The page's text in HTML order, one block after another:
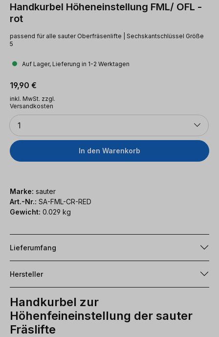
Handkurbel Höheneinstellung FML/ OFL -
rot
passend für alle sauter Oberfräsenlifte | Sechskantschlüssel Größe
5
Auf Lager, Lieferung in 1-2 Werktagen
Regulärer Preis:
19,90 €
inkl. MwSt. zzgl.
Versandkosten
Anzahl
1
In den Warenkorb
Marke: sauter
Art.-Nr.: SA-FML-CR-RED
Gewicht: 0.029 kg
Lieferumfang
Hersteller
Handkurbel zur
Höhenfeineinstellung der sauter
Fräslifte